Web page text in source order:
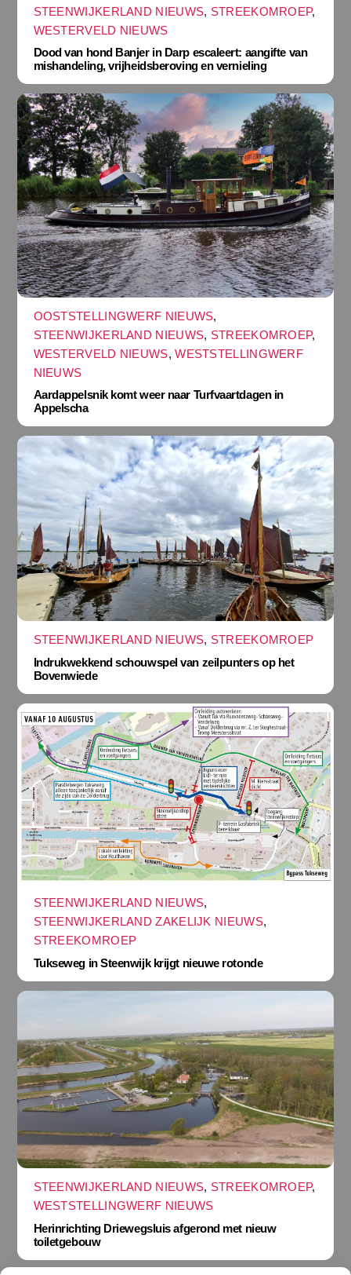
STEENWIJKERLAND NIEUWS, STREEKOMROEP,
WESTERVELD NIEUWS
Dood van hond Banjer in Darp escaleert: aangifte van
mishandeling, vrijheidsberoving en vernieling
OOSTSTELLINGWERF NIEUWS,
STEENWIJKERLAND NIEUWS, STREEKOMROEP,
WESTERVELD NIEUWS,WESTSTELLINGWERF
NIEUWS
Aardappelsnik komt weer naar Turfvaartdagen in
Appelscha
STEENWIJKERLAND NIEUWS, STREEKOMROEP
Indrukwekkend schouwspel van zeilpunters op het
Bovenwiede
STEENWIJKERLAND NIEUWS,
STEENWIJKERLAND ZAKELIJK NIEUWS,
STREEKOMROEP
Tukseweg in Steenwijk krijgt nieuwe rotonde
STEENWIJKERLAND NIEUWS, STREEKOMROEP,
WESTSTELLINGWERF NIEUWS
Herinrichting Driewegsluis afgerond met nieuw
toiletgebouw